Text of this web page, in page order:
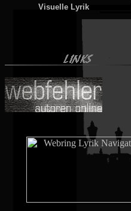
Visuelle Lyrik